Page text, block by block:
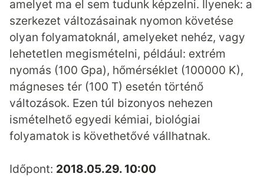
amelyet ma el sem tudunk képzelni. Ilyenek: a
szerkezet változásainak nyomon követése
olyan folyamatoknál, amelyeket nehéz, vagy
lehetetlen megismételni, például: extrém
nyomás (100 Gpa), hőmérséklet (100000 K),
mágneses tér (100 T) esetén történő
változások. Ezen túl bizonyos nehezen
ismételhető egyedi kémiai, biológiai
folyamatok is követhetővé vállhatnak.
Időpont: 2018.05.29. 10:00